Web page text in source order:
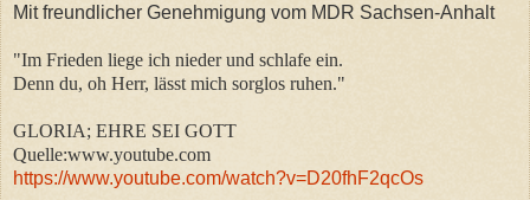
Mit freundlicher Genehmigung vom MDR Sachsen-Anhalt
"Im Frieden liege ich nieder und schlafe ein.
Denn du, oh Herr, lässt mich sorglos ruhen."
GLORIA; EHRE SEI GOTT
Quelle:www.youtube.com
https://www.youtube.com/watch?v=D20fhF2qcOs